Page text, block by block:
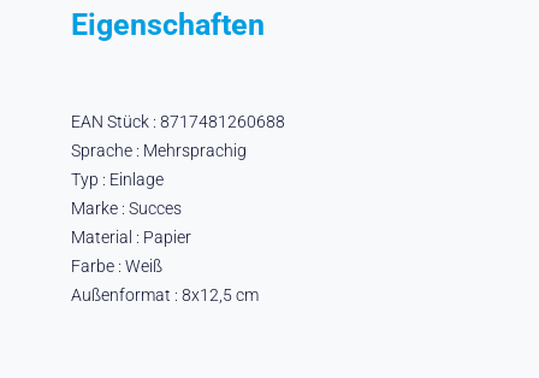
Eigenschaften
EAN Stück : 8717481260688
Sprache : Mehrsprachig
Typ : Einlage
Marke : Succes
Material : Papier
Farbe : Weiß
Außenformat : 8x12,5 cm